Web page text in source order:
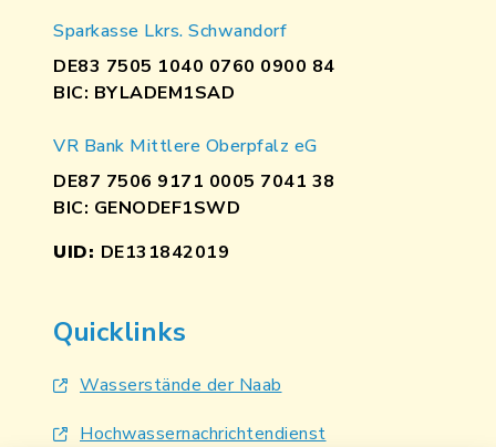
Sparkasse Lkrs. Schwandorf
DE83 7505 1040 0760 0900 84
BIC: BYLADEM1SAD
VR Bank Mittlere Oberpfalz eG
DE87 7506 9171 0005 7041 38
BIC: GENODEF1SWD
UID: DE131842019
Quicklinks
Wasserstände der Naab
Hochwassernachrichtendienst